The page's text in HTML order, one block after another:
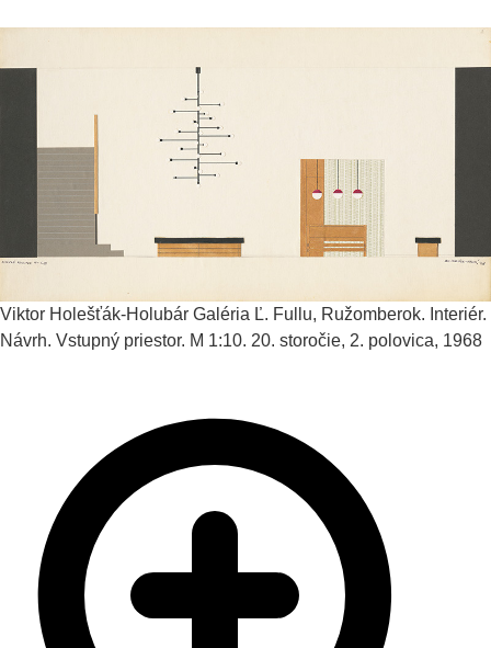
Viktor Holešťák-Holubár Galéria Ľ. Fullu, Ružomberok. Interiér.
Návrh. Vstupný priestor. M 1:10. 20. storočie, 2. polovica, 1968